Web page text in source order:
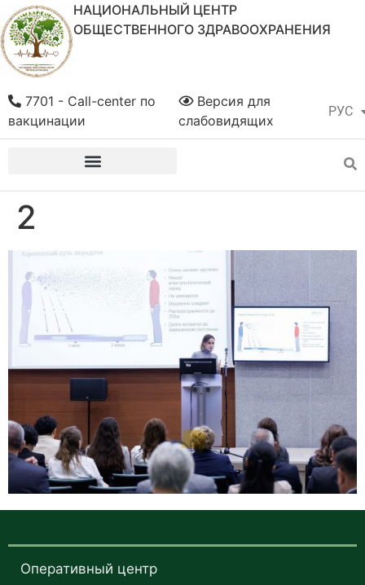
НАЦИОНАЛЬНЫЙ ЦЕНТР
ОБЩЕСТВЕННОГО ЗДРАВООХРАНЕНИЯ
РУС
ҚАЗ
Версия для
слабовидящих
7701 - Call-center по
вакцинации
2
Оперативный центр